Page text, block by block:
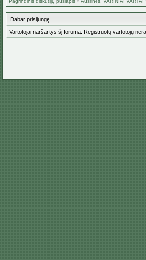
Pagrindinis diskusijų puslapis » Aušrinės, VARINIAI VARTAI
Dabar prisijungę
Vartotojai naršantys šį forumą: Registruotų vartotojų